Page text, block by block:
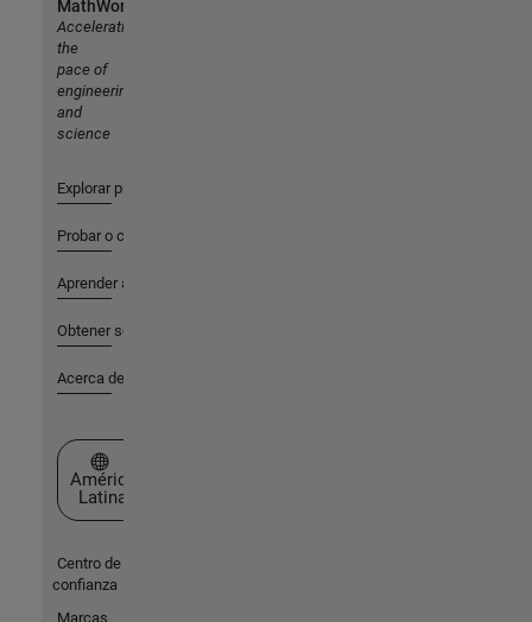
MathWorks
Accelerating
the
pace of
engineering
and
science
Explorar productos
Probar o comprar
Aprender a utilizar
Obtener soporte
Acerca de MathWorks
Seleccione un país/idioma
América
Latina
Centro de
confianza
Marcas